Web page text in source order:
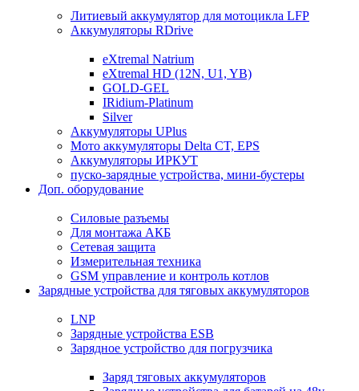
Литиевый аккумулятор для мотоцикла LFP
Аккумуляторы RDrive
eXtremal Natrium
eXtremal HD (12N, U1, YB)
GOLD-GEL
IRidium-Platinum
Silver
Аккумуляторы UPlus
Мото аккумуляторы Delta CT, EPS
Аккумуляторы ИРКУТ
пуско-зарядные устройства, мини-бустеры
Доп. оборудование
Силовые разъемы
Для монтажа АКБ
Сетевая защита
Измерительная техника
GSM управление и контроль котлов
Зарядные устройства для тяговых аккумуляторов
LNP
Зарядные устройства ESB
Зарядное устройство для погрузчика
Заряд тяговых аккумуляторов